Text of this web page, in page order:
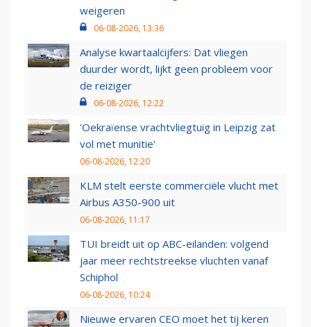
weigeren
06-08-2026, 13:36
Analyse kwartaalcijfers: Dat vliegen
duurder wordt, lijkt geen probleem voor
de reiziger
06-08-2026, 12:22
'Oekraïense vrachtvliegtuig in Leipzig zat
vol met munitie'
06-08-2026, 12:20
KLM stelt eerste commerciële vlucht met
Airbus A350-900 uit
06-08-2026, 11:17
TUI breidt uit op ABC-eilanden: volgend
jaar meer rechtstreekse vluchten vanaf
Schiphol
06-08-2026, 10:24
Nieuwe ervaren CEO moet het tij keren